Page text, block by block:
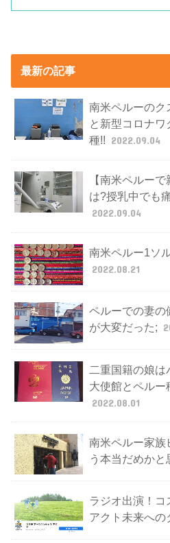
最新の記事
南米ペルーのク
と新型コロナ
種!! 2022.09.04
【南米ペルー
は?授乳中でも
2022.09.04
南米ペルー1ソ
2022.08.21
ペルーでの妻の
が大変だった;
二重国籍の娘は
大使館とペルー
2022.08.01
南米ペルー家族
う本当だめかと
ラジオ出演！コ
アクト未来への